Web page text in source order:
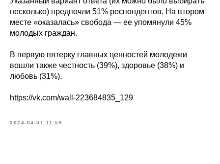
несколько) предпочли 51% респондентов. На втором
месте «оказалась» свобода — ее упомянули 45%
молодых граждан.
В первую пятерку главных ценностей молодежи
вошли также честность (39%), здоровье (38%) и
любовь (31%).
https://vk.com/wall-223684835_129
2024-04-01 11:59